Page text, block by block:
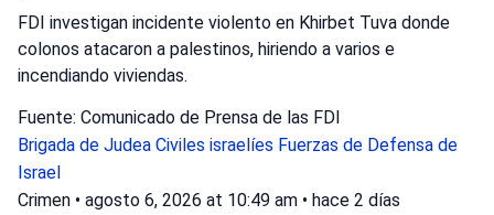
FDI investigan incidente violento en Khirbet Tuva donde
colonos atacaron a palestinos, hiriendo a varios e
incendiando viviendas.
Fuente: Comunicado de Prensa de las FDI
Brigada de Judea Civiles israelíes Fuerzas de Defensa de
Israel
Crimen • agosto 6, 2026 at 10:49 am • hace 2 días